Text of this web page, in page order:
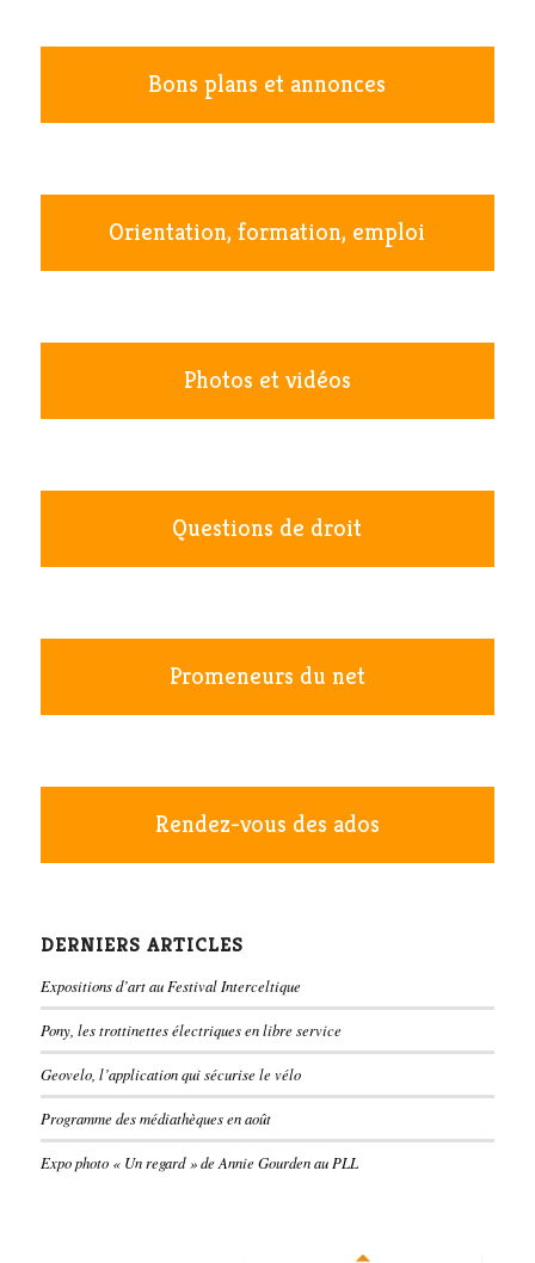
Bons plans et annonces
Orientation, formation, emploi
Photos et vidéos
Questions de droit
Promeneurs du net
Rendez-vous des ados
DERNIERS ARTICLES
Expositions d’art au Festival Interceltique
Pony, les trottinettes électriques en libre service
Geovelo, l’application qui sécurise le vélo
Programme des médiathèques en août
Expo photo « Un regard » de Annie Gourden au PLL